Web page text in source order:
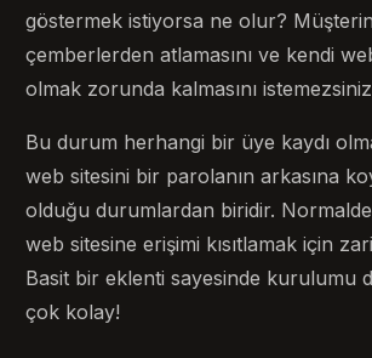
göstermek istiyorsa ne olur?
çemberlerden atlamasını ve kendi
olmak zorunda kalmasını
Bu durum herhangi bir üye kaydı
web sitesini bir parolanın arkasına
olduğu durumlardan biridir.
web sitesine erişimi kısıtlamak için
Basit bir eklenti sayesinde kurulumu
çok kolay!